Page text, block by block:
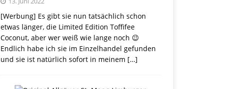
[Werbung] Es gibt sie nun tatsächlich schon
etwas länger, die Limited Edition Toffifee
Coconut, aber wer weiß wie lange noch 😉
Endlich habe ich sie im Einzelhandel gefunden
und sie ist natürlich sofort in meinem […]